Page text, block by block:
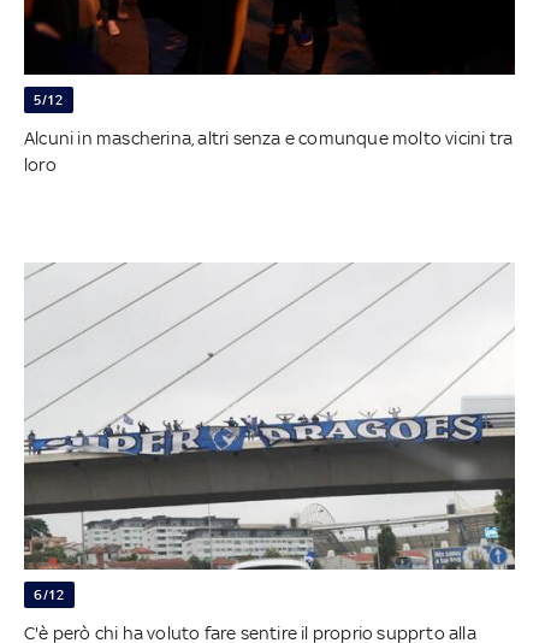
5/12
Alcuni in mascherina, altri senza e comunque molto vicini tra
loro
6/12
C'è però chi ha voluto fare sentire il proprio supprto alla